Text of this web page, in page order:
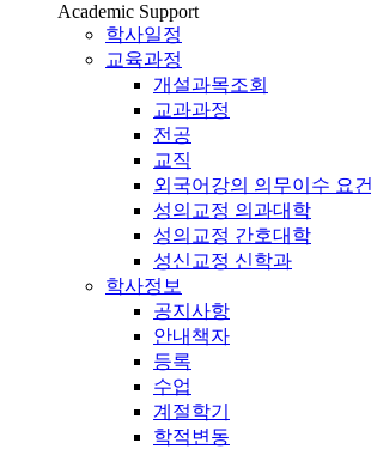
Academic Support
학사일정
교육과정
개설과목조회
교과과정
전공
교직
외국어강의 의무이수 요건
성의교정 의과대학
성의교정 간호대학
성신교정 신학과
학사정보
공지사항
안내책자
등록
수업
계절학기
학적변동